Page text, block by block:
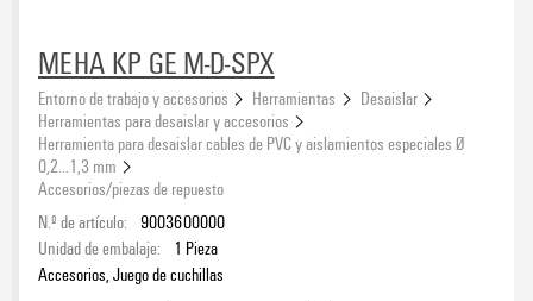
MEHA KP GE M-D-SPX
Entorno de trabajo y accesorios Herramientas
Desaislar
Herramientas para desaislar y accesorios
Herramienta para desaislar cables de PVC y aislamientos especiales Ø
0,2...1,3 mm
Accesorios/piezas de repuesto
N.º de artículo: 9003600000
Unidad de embalaje:
1 Pieza
Accesorios, Juego de cuchillas